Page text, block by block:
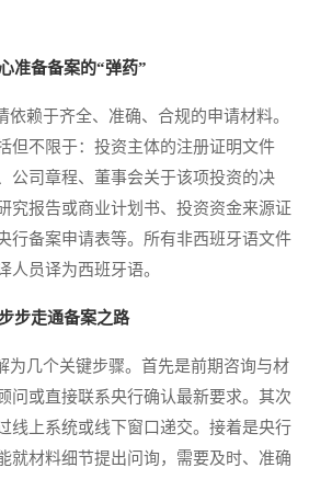
准备备案的“弹药”
赖于齐全、准确、合规的申请材料。
但不限于：投资主体的注册证明文件
公司章程、董事会关于该项投资的决
究报告或商业计划书、投资资金来源证
行备案申请表等。所有非西班牙语文件
人员译为西班牙语。
步走通备案之路
几个关键步骤。首先是前期咨询与材
问或直接联系央行确认最新要求。其次
线上系统或线下窗口递交。接着是央行
就材料细节提出问询，需要及时、准确